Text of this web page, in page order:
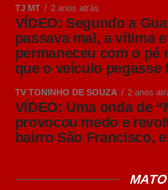
da associação, os dois
iguais. A American Lager
consumido no mundo,
toda a produção global de
Sua principal
refrescância, leve
tornando-a extremamente
hambúrgueres,
TJ MT 2 anos atrás
VÍDEO: Segundo a
passava mal, a vítima
permaneceu com o pé
que o veículo pegasse
TV TONINHO DE SOUZA 2 anos
VÍDEO: Uma onda de
provocou medo e
bairro São Francisco,